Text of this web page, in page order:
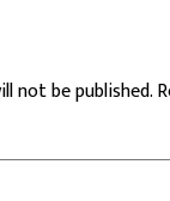
not be published.